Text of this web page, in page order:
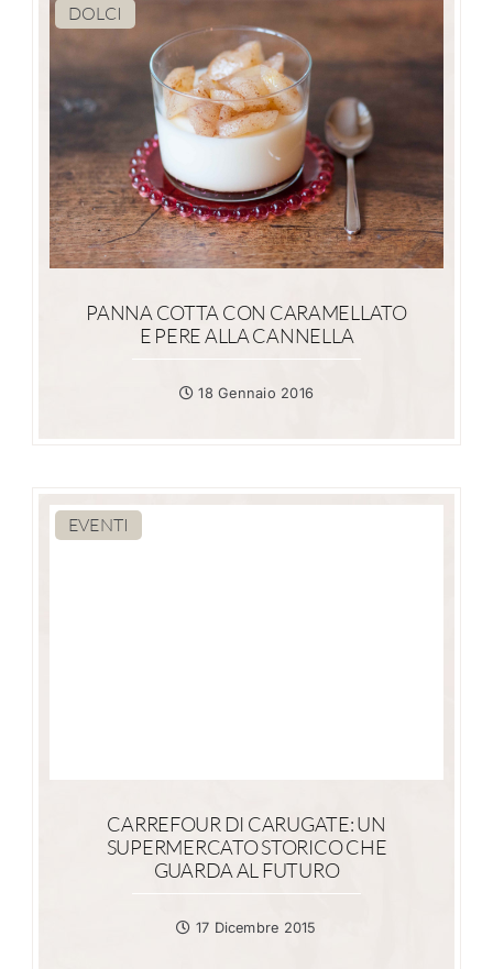
DOLCI
PANNA COTTA CON CARAMELLATO
E PERE ALLA CANNELLA
18 Gennaio 2016
EVENTI
CARREFOUR DI CARUGATE: UN
SUPERMERCATO STORICO CHE
GUARDA AL FUTURO
17 Dicembre 2015